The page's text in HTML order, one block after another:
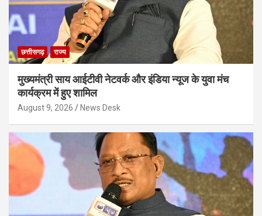
छत्तीसगढ़ राज्य
मुख्यमंत्री साय आईटीवी नेटवर्क और इंडिया न्यूज के युवा मंच
कार्यक्रम में हुए शामिल
August 9, 2026 News Desk